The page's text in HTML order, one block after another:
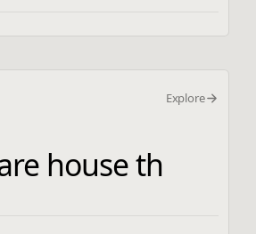
Explore
house th